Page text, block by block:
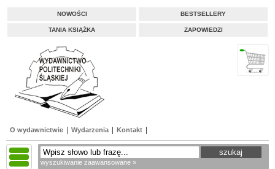
NOWOŚCI BESTSELLERY
TANIA KSIĄŻKA ZAPOWIEDZI
O wydawnictwie Wydarzenia Kontakt
wyszukiwanie zaawansowane »